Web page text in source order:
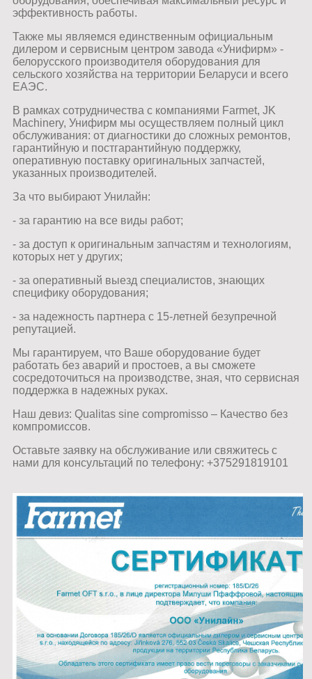
эффективность работы.
Также мы являемся единственным официальным
дилером и сервисным центром завода «Унифирм» -
белорусского производителя оборудования для
сельского хозяйства на территории Беларуси и всего
ЕАЭС.
В рамках сотрудничества с компаниями Farmet, JK
Machinery, Унифирм мы осуществляем полный цикл
обслуживания: от диагностики до сложных ремонтов,
гарантийную и постгарантийную поддержку,
оперативную поставку оригинальных запчастей,
указанных производителей.
За что выбирают Унилайн:
- за гарантию на все виды работ;
- за доступ к оригинальным запчастям и технологиям,
которых нет у других;
- за оперативный выезд специалистов, знающих
специфику оборудования;
- за надежность партнера с 15-летней безупречной
репутацией.
Мы гарантируем, что Ваше оборудование будет
работать без аварий и простоев, а вы сможете
сосредоточиться на производстве, зная, что сервисная
поддержка в надежных руках.
Наш девиз: Qualitas sine compromisso – Качество без
компромиссов.
Оставьте заявку на обслуживание или свяжитесь с
нами для консультаций по телефону: +375291819101